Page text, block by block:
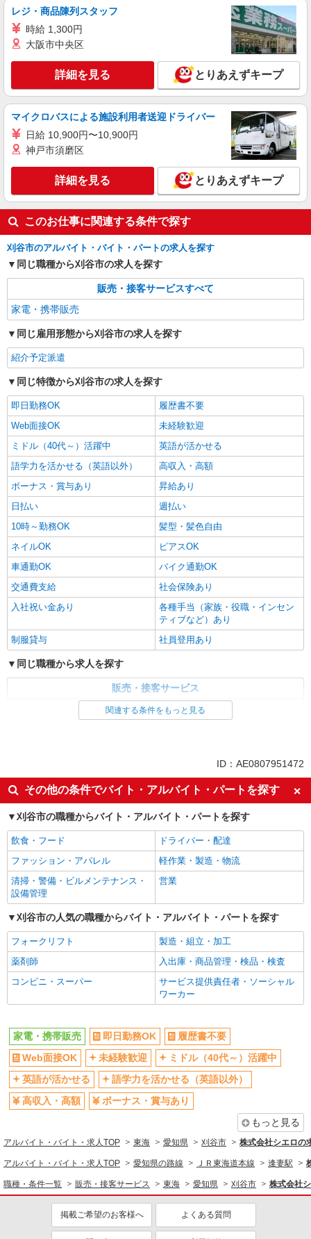
月給273200円〜 ※残業手当別途支給 ※研修期
間6か月・時給1550円〜 ★交通費別途支給（規定
+゜・。○。・゜+゜
キープ 詳細を見る
紹介予定派遣
株式会社シエロ
【softbank】人気機種に詳しくなれる携帯販
売
時給1400円〜 ※残業代支給 ★交通費別途支給
+゜ 入社祝い金10万円支給(規定有) お友達を紹介
頂くと, インセンティブ支給(規定有) ★月2回払
い・週払い可能（規程有）★ ゜・。○。・゜
+゜・。○。・゜+゜
愛知県刈谷市のsoftbankショップ
キープ
レジ・商品陳列スタッフ
時給 1,300円
大阪市中央区
詳細を見る とりあえずキープ
マイクロバスによる施設利用者送迎ドライバー
日給 10,900円〜10,900円
神戸市須磨区
詳細を見る とりあえずキープ
このお仕事に関連する条件で探す
刈谷市のアルバイト・バイト・パートの求人を探す
同じ職種から刈谷市の求人を探す
販売・接客サービスすべて
家電・携帯販売
同じ雇用形態から刈谷市の求人を探す
紹介予定派遣
同じ特徴から刈谷市の求人を探す
即日勤務OK
履歴書不要
Web面接OK
未経験歓迎
ミドル（40代～）活躍中
英語が活かせる
語学力を活かせる（英語以外）
高収入・高額
ボーナス・賞与あり
昇給あり
日払い
週払い
10時～勤務OK
髪型・髪色自由
ネイルOK
ピアスOK
車通勤OK
バイク通勤OK
交通費支給
社会保険あり
入社祝い金あり
各種手当（家族・役職・インセン
ティブなど）あり
制服貸与
社員登用あり
同じ職種から求人を探す
販売・接客サービス
英語が活かせる
ボーナス・賞与あり
日払い
車通勤OK
交通費支給
社会保険あり
社員登用あり
関連する条件をもっと見る
ID：AE0807951472
その他の条件でバイト・アルバイト・パートを探す
刈谷市の職種からバイト・アルバイト・パートを探す
飲食・フード
ドライバー・配達
ファッション・アパレル
軽作業・製造・物流
清掃・警備・ビルメンテナンス・
設備管理
営業
刈谷市の人気の職種からバイト・アルバイト・パートを探す
フォークリフト
製造・組立・加工
薬剤師
入出庫・商品管理・検品・検査
コンビニ・スーパー
サービス提供責任者・ソーシャル
ワーカー
家電・携帯販売 即日勤務OK
履歴書不要
Web面接OK
未経験歓迎
ミドル（40代～）活躍中
英語が活かせる
語学力を活かせる（英語以外）
高収入・高額
ボーナス・賞与あり
もっと見る
アルバイト・バイト・求人TOP 東海 愛知県 刈谷市 株式会社シエロの
アルバイト・バイト・求人TOP 愛知県の路線 ＪＲ東海道本線 逢妻駅
職種・条件一覧 販売・接客サービス 東海 愛知県 刈谷市 株式会社
掲載ご希望のお客様へ よくある質問